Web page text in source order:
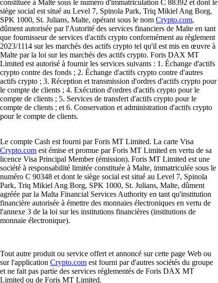
constituée à Malte sous le numéro d'immatriculation C 88392 et dont le
siège social est situé au Level 7, Spinola Park, Triq Mikiel Ang Borg,
SPK 1000, St. Julians, Malte, opérant sous le nom Crypto.com,
dûment autorisée par l'Autorité des services financiers de Malte en tant
que fournisseur de services d'actifs crypto conformément au règlement
2023/1114 sur les marchés des actifs crypto tel qu'il est mis en œuvre à
Malte par la loi sur les marchés des actifs crypto. Foris DAX MT
Limited est autorisé à fournir les services suivants : 1. Échange d'actifs
crypto contre des fonds ; 2. Échange d'actifs crypto contre d'autres
actifs crypto ; 3. Réception et transmission d'ordres d'actifs crypto pour
le compte de clients ; 4. Exécution d'ordres d'actifs crypto pour le
compte de clients ; 5. Services de transfert d'actifs crypto pour le
compte de clients ; et 6. Conservation et administration d'actifs crypto
pour le compte de clients.
Le compte Cash est fourni par Foris MT Limited. La carte Visa
Crypto.com est émise et promue par Foris MT Limited en vertu de sa
licence Visa Principal Member (émission). Foris MT Limited est une
société à responsabilité limitée constituée à Malte, immatriculée sous le
numéro C 90348 et dont le siège social est situé au Level 7, Spinola
Park, Triq Mikiel Ang Borg, SPK 1000, St. Julians, Malte, dûment
agréée par la Malta Financial Services Authority en tant qu'institution
financière autorisée à émettre des monnaies électroniques en vertu de
l'annexe 3 de la loi sur les institutions financières (institutions de
monnaie électronique).
Tout autre produit ou service offert et annoncé sur cette page Web ou
sur l'application Crypto.com est fourni par d'autres sociétés du groupe
et ne fait pas partie des services réglementés de Foris DAX MT
Limited ou de Foris MT Limited.